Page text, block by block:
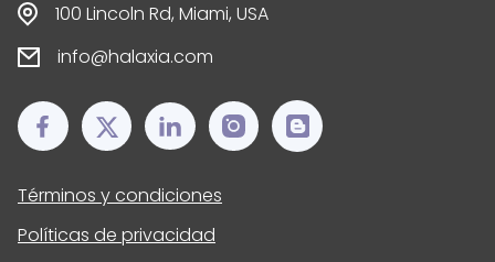
100 Lincoln Rd, Miami, USA
info@halaxia.com
Términos y condiciones
Políticas de privacidad